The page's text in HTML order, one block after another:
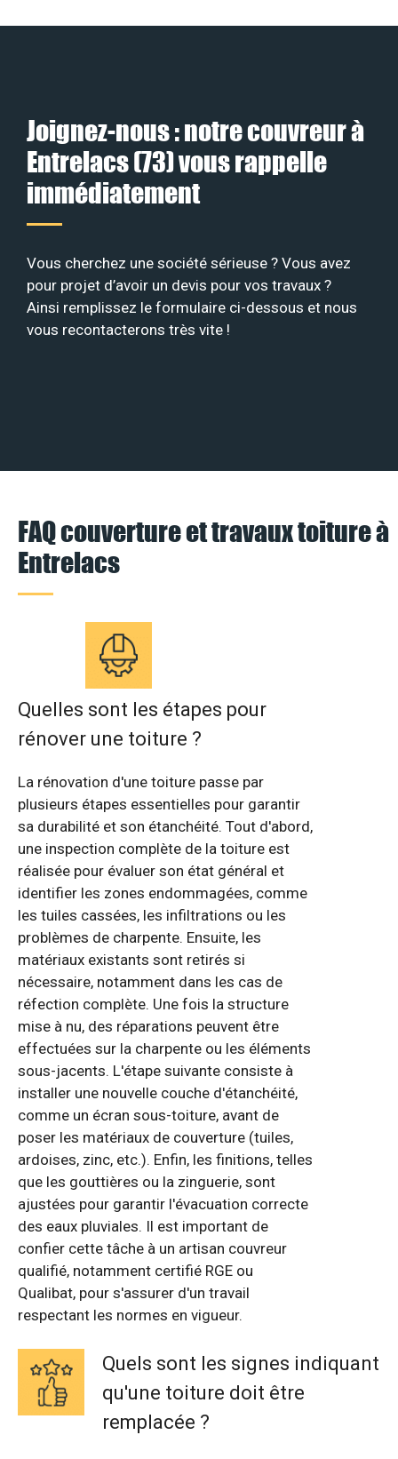
Joignez-nous : notre couvreur à
Entrelacs (73) vous rappelle
immédiatement
Vous cherchez une société sérieuse ? Vous avez
pour projet d’avoir un devis pour vos travaux ?
Ainsi remplissez le formulaire ci-dessous et nous
vous recontacterons très vite !
FAQ couverture et travaux toiture à
Entrelacs
Quelles sont les étapes pour
rénover une toiture ?
La rénovation d'une toiture passe par
plusieurs étapes essentielles pour garantir
sa durabilité et son étanchéité. Tout d'abord,
une inspection complète de la toiture est
réalisée pour évaluer son état général et
identifier les zones endommagées, comme
les tuiles cassées, les infiltrations ou les
problèmes de charpente. Ensuite, les
matériaux existants sont retirés si
nécessaire, notamment dans les cas de
réfection complète. Une fois la structure
mise à nu, des réparations peuvent être
effectuées sur la charpente ou les éléments
sous-jacents. L'étape suivante consiste à
installer une nouvelle couche d'étanchéité,
comme un écran sous-toiture, avant de
poser les matériaux de couverture (tuiles,
ardoises, zinc, etc.). Enfin, les finitions, telles
que les gouttières ou la zinguerie, sont
ajustées pour garantir l'évacuation correcte
des eaux pluviales. Il est important de
confier cette tâche à un artisan couvreur
qualifié, notamment certifié RGE ou
Qualibat, pour s'assurer d'un travail
respectant les normes en vigueur.
Quels sont les signes indiquant
qu'une toiture doit être
remplacée ?